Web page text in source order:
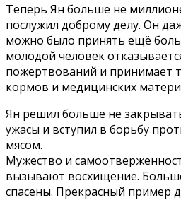
Теперь Ян больше не
послужил доброму делу. Он
можно было принять ещё
молодой человек
пожертвований и принимает
кормов и медицинских
Ян решил больше не
ужасы и вступил в борьбу
мясом.
Мужество и
вызывают восхищение.
спасены. Прекрасный пример